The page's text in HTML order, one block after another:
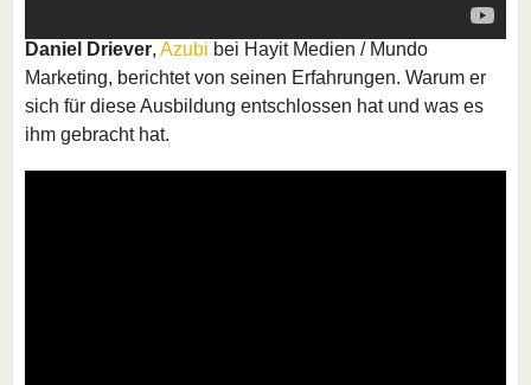
Daniel Driever, Azubi bei Hayit Medien / Mundo
Marketing, berichtet von seinen Erfahrungen. Warum er
sich für diese Ausbildung entschlossen hat und was es
ihm gebracht hat.